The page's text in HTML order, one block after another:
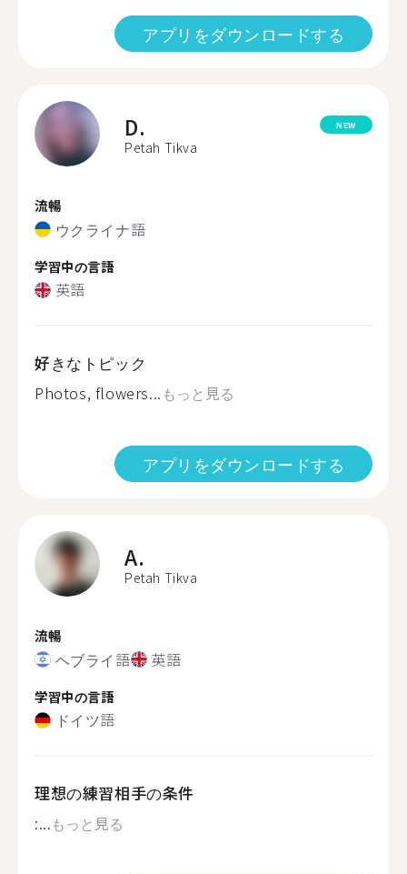
アプリをダウンロードする
D.
Petah Tikva
NEW
流暢
ウクライナ語
学習中の言語
英語
好きなトピック
Photos, flowers... もっと見る
アプリをダウンロードする
A.
Petah Tikva
流暢
ヘブライ語 英語
学習中の言語
ドイツ語
理想の練習相手の条件
:...もっと見る